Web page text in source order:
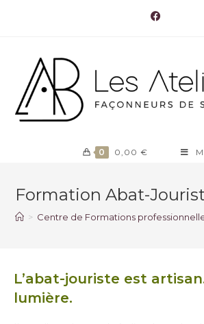
0 0,00 €
Formation Abat-
> Centre de Formations
L’abat-jouriste est
lumière.